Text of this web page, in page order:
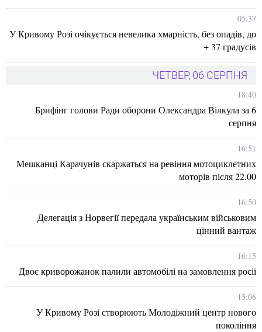
05:37
У Кривому Розі очікується невелика хмарність, без опадів, до
+ 37 градусів
ЧЕТВЕР, 06 СЕРПНЯ
18:40
Брифінг голови Ради оборони Олександра Вілкула за 6
серпня
16:51
Мешканці Карачунів скаржаться на ревіння мотоциклетних
моторів після 22.00
16:50
Делегація з Норвегії передала українським військовим
цінний вантаж
16:15
Двоє криворожанок палили автомобілі на замовлення росії
15:06
У Кривому Розі створюють Молодіжний центр нового
покоління